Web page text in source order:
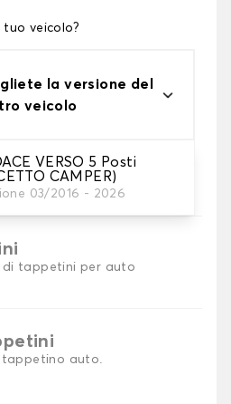
veicolo?
la versione del
veicolo
VERSO 5 Posti
CAMPER)
03/2016 - 2026
tappetini auto
di tappetini per auto
tappetino auto.